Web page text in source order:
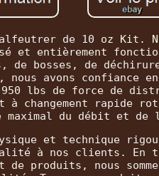
de 10 oz Kit.
entièrement
de bosses, de
avons confiance
lbs de force de
changement rapide
du débit et de
et technique
à nos clients. En
de produits, nous